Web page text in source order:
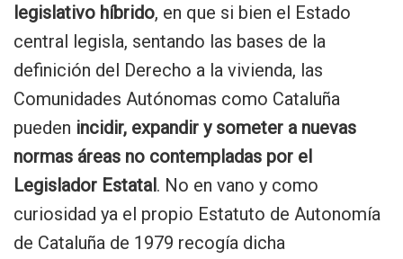
legislativo híbrido, en que si bien el Estado
central legisla, sentando las bases de la
definición del Derecho a la vivienda, las
Comunidades Autónomas como Cataluña
pueden incidir, expandir y someter a nuevas
normas áreas no contempladas por el
Legislador Estatal. No en vano y como
curiosidad ya el propio Estatuto de Autonomía
de Cataluña de 1979 recogía dicha